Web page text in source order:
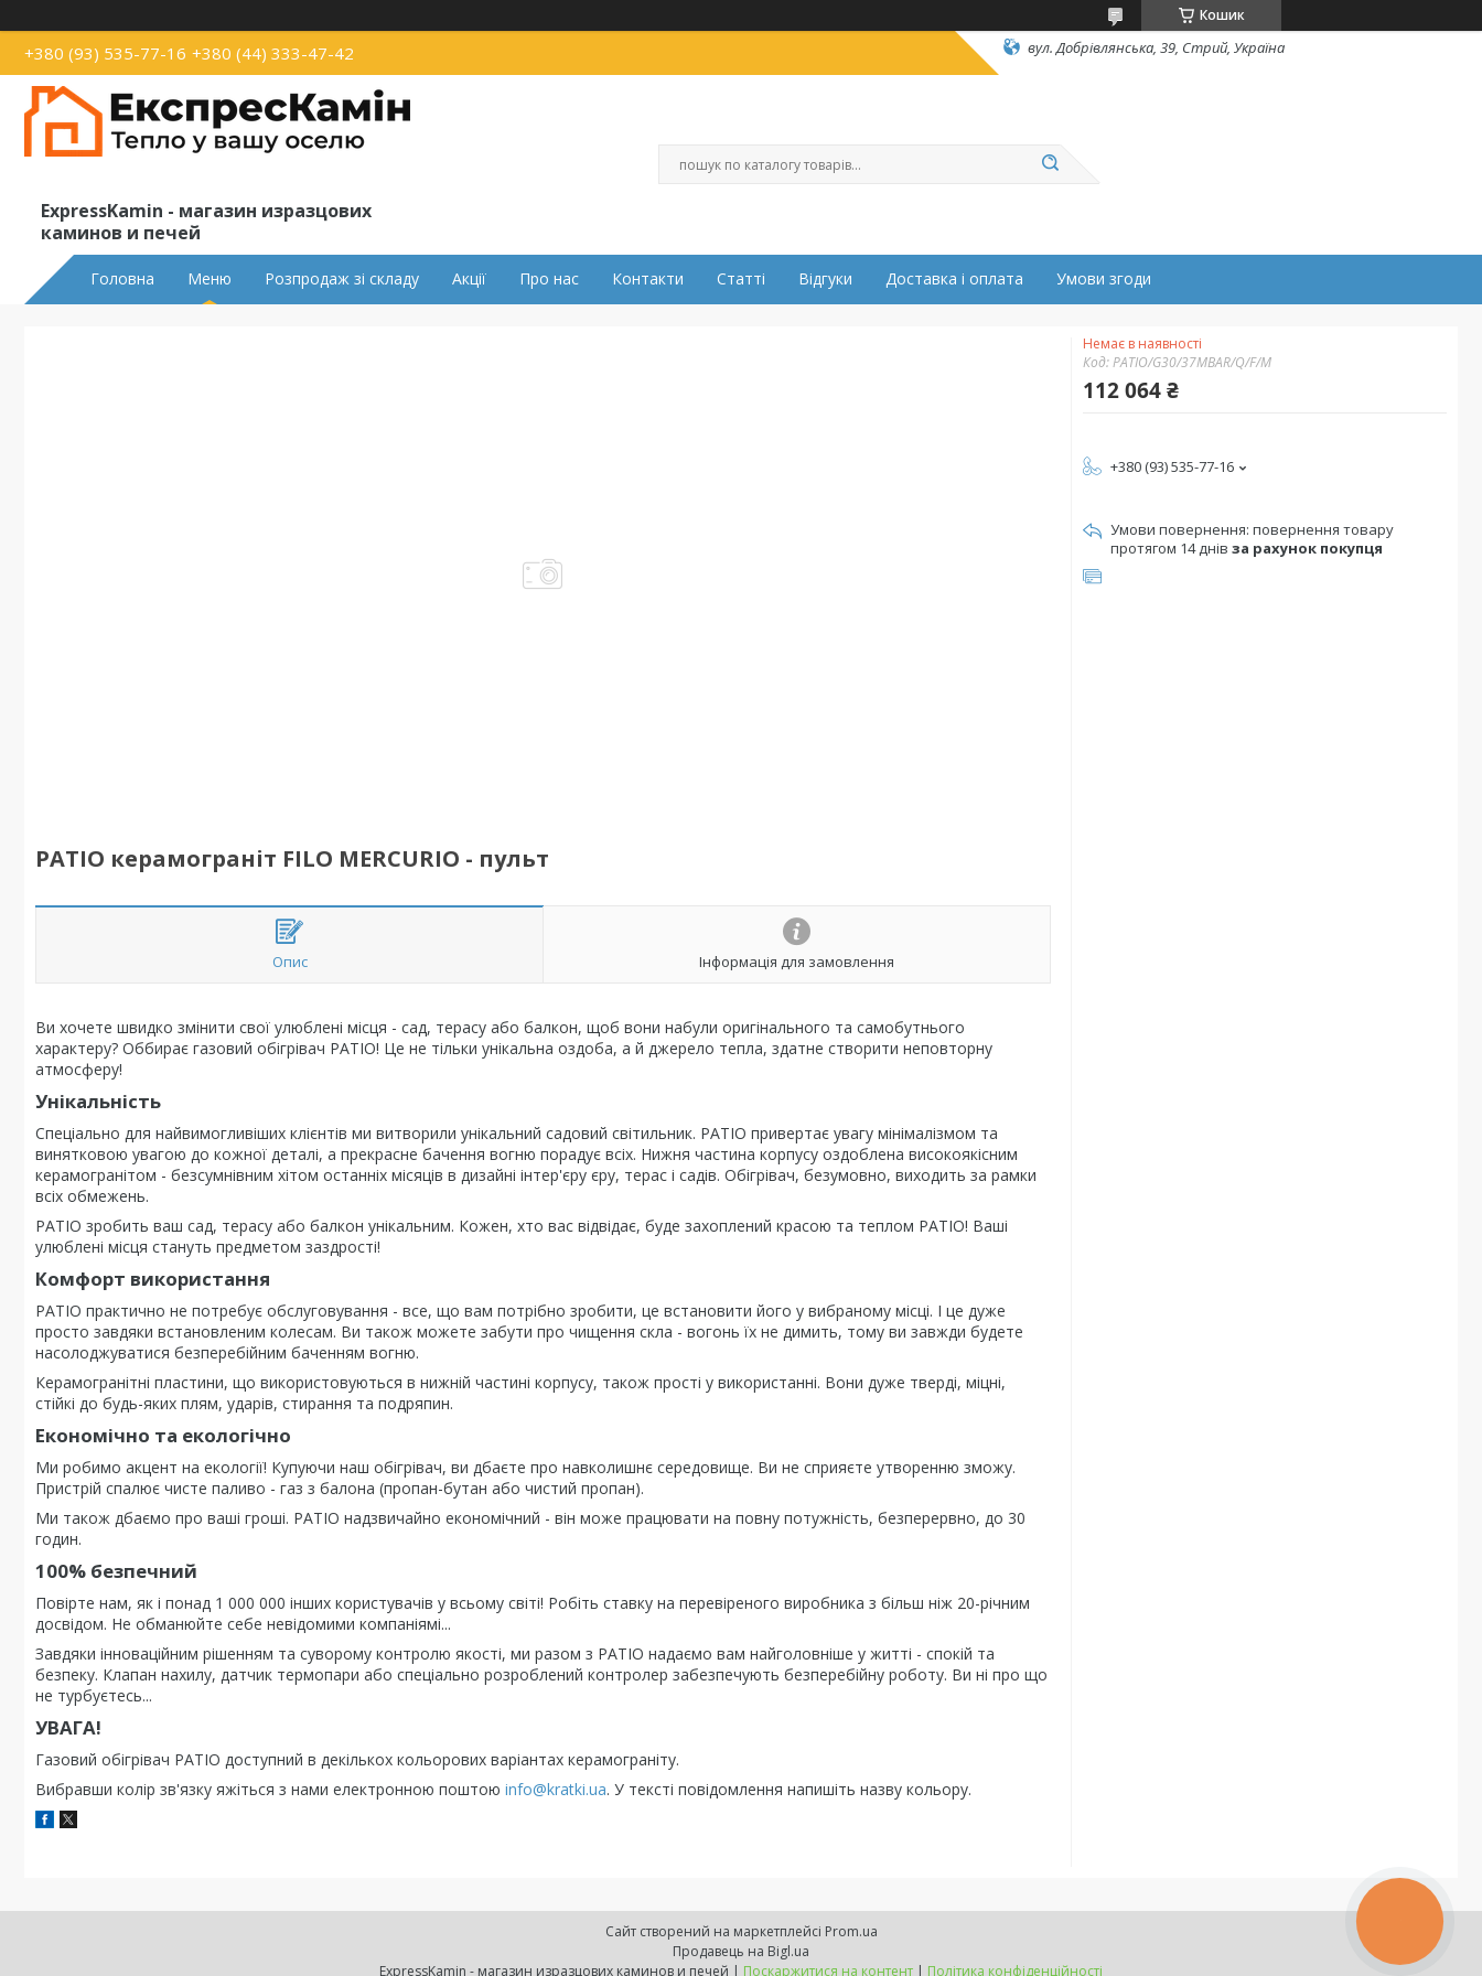
Кошик
+380 (93) 535-77-16 +380 (44) 333-47-42 вул. Добрівлянська, 39, Стрий, Україна
ExpressKamin - магазин изразцових
каминов и печей
Головна Меню Розпродаж зі складу Акції Про нас Контакти Статті Відгуки Доставка і оплата Умови згоди
PATIO керамограніт FILO MERCURIO - пульт
Опис Інформація для замовлення
Ви хочете швидко змінити свої улюблені місця - сад, терасу або балкон, щоб вони набули оригінального та самобутнього
характеру? Оббирає газовий обігрівач PATIO! Це не тільки унікальна оздоба, а й джерело тепла, здатне створити неповторну
атмосферу!
Унікальність
Спеціально для найвимогливіших клієнтів ми витворили унікальний садовий світильник. PATIO привертає увагу мінімалізмом та
винятковою увагою до кожної деталі, а прекрасне бачення вогню порадує всіх. Нижня частина корпусу оздоблена високоякісним
керамогранітом - безсумнівним хітом останніх місяців в дизайні інтер'єру єру, терас і садів. Обігрівач, безумовно, виходить за рамки
всіх обмежень.
PATIO зробить ваш сад, терасу або балкон унікальним. Кожен, хто вас відвідає, буде захоплений красою та теплом PATIO! Ваші
улюблені місця стануть предметом заздрості!
Комфорт використання
PATIO практично не потребує обслуговування - все, що вам потрібно зробити, це встановити його у вибраному місці. І це дуже
просто завдяки встановленим колесам. Ви також можете забути про чищення скла - вогонь їх не димить, тому ви завжди будете
насолоджуватися безперебійним баченням вогню.
Керамогранітні пластини, що використовуються в нижній частині корпусу, також прості у використанні. Вони дуже тверді, міцні,
стійкі до будь-яких плям, ударів, стирання та подряпин.
Економічно та екологічно
Ми робимо акцент на екології! Купуючи наш обігрівач, ви дбаєте про навколишнє середовище. Ви не сприяєте утворенню зможу.
Пристрій спалює чисте паливо - газ з балона (пропан-бутан або чистий пропан).
Ми також дбаємо про ваші гроші. PATIO надзвичайно економічний - він може працювати на повну потужність, безперервно, до 30
годин.
100% безпечний
Повірте нам, як і понад 1 000 000 інших користувачів у всьому світі! Робіть ставку на перевіреного виробника з більш ніж 20-річним
досвідом. Не обманюйте себе невідомими компаніямі...
Завдяки інноваційним рішенням та суворому контролю якості, ми разом з PATIO надаємо вам найголовніше у житті - спокій та
безпеку. Клапан нахилу, датчик термопари або спеціально розроблений контролер забезпечують безперебійну роботу. Ви ні про що
не турбуєтесь...
УВАГА!
Газовий обігрівач PATIO доступний в декількох кольорових варіантах керамограніту.
Вибравши колір зв'язку яжіться з нами електронною поштою info@kratki.ua. У тексті повідомлення напишіть назву кольору.
Немає в наявності
Код:PATIO/G30/37MBAR/Q/F/M
112 064 ₴
+380 (93) 535-77-16
повернення товару
протягом 14 днів за рахунок покупця
Сайт створений на маркетплейсі Prom.ua
Продавець на Bigl.ua
ExpressKamin - магазин изразцових каминов и печей | Поскаржитися на контент | Політика конфіденційності